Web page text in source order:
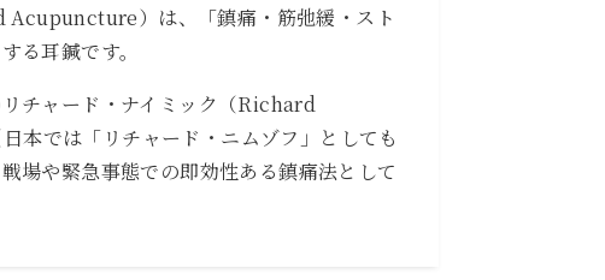
）は、「鎮痛・筋弛緩・スト
る耳鍼です。
チャード・ナイミック（Richard
本では「リチャード・ニムゾフ」としても
場や緊急事態での即効性ある鎮痛法として